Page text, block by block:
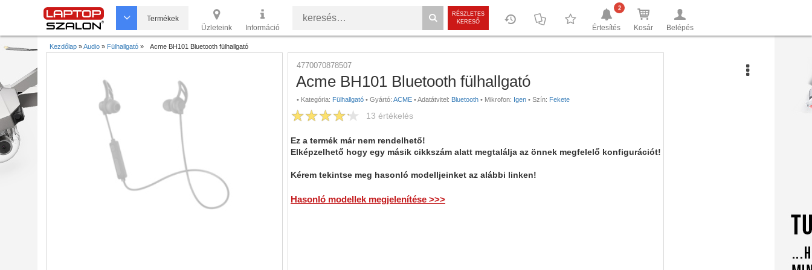
Termékek
Üzleteink
Információ
RÉSZLETES
KERESŐ
Értesítés
2
Kosár Belépés
Kezdőlap »Audio » Fülhallgató » Acme BH101 Bluetooth fülhallgató
4770070878507
Acme BH101 Bluetooth fülhallgató
• Kategória: Fülhallgató • Gyártó: ACME •Adatátvitel: Bluetooth • Mikrofon: Igen • Szín: Fekete
13 értékelés
Ez a termék már nem rendelhető!
Elképzelhető hogy egy másik cikkszám alatt megtalálja az önnek megfelelő konfigurációt!
Kérem tekintse meg hasonló modelljeinket az alábbi linken!
Hasonló modellek megjelenítése >>>